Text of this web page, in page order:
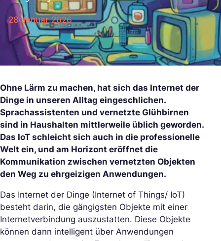
28 Januar 2026
Ohne Lärm zu machen, hat sich das Internet der
Dinge in unseren Alltag eingeschlichen.
Sprachassistenten und vernetzte Glühbirnen
sind in Haushalten mittlerweile üblich geworden.
Das IoT schleicht sich auch in die professionelle
Welt ein, und am Horizont eröffnet die
Kommunikation zwischen vernetzten Objekten
den Weg zu ehrgeizigen Anwendungen.
Das Internet der Dinge (Internet of Things/ IoT)
besteht darin, die gängigsten Objekte mit einer
Internetverbindung auszustatten. Diese Objekte
können dann intelligent über Anwendungen